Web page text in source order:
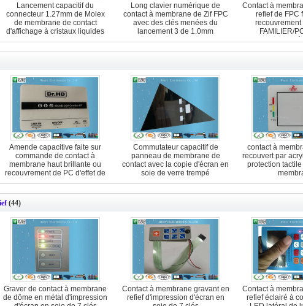
Lancement capacitif du
connecteur 1.27mm de Molex
de membrane de contact
d'affichage à cristaux liquides
d'espace libre de clavier
Long clavier numérique de
contact à membrane de Zif FPC
avec des clés menées du
lancement 3 de 1.0mm
Contact à
refief de FPC
recouvrement
FAMILIER/
Amende capacitive faite sur
commande de contact à
membrane haut brillante ou
recouvrement de PC d'effet de
sable
Commutateur capacitif de
panneau de membrane de
contact avec la copie d'écran en
soie de verre trempé
contact à
recouvert par
protection
(44)
Graver de contact à membrane
de dôme en métal d'impression
Contact à membrane gravant en
refief d'impression d'écran en
Contact à
refief éclairé à